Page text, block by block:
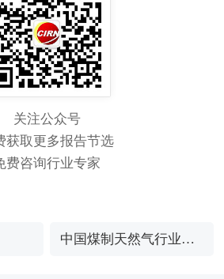
关注公众号
获取更多报告节选
费咨询行业专家
中国煤制天然气行业市